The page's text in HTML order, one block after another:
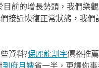
前的增長勢頭，我們樂
接近恢復正常狀態，我
資料?保麗龍割字價格推
到府月嫂省一半，更讓你